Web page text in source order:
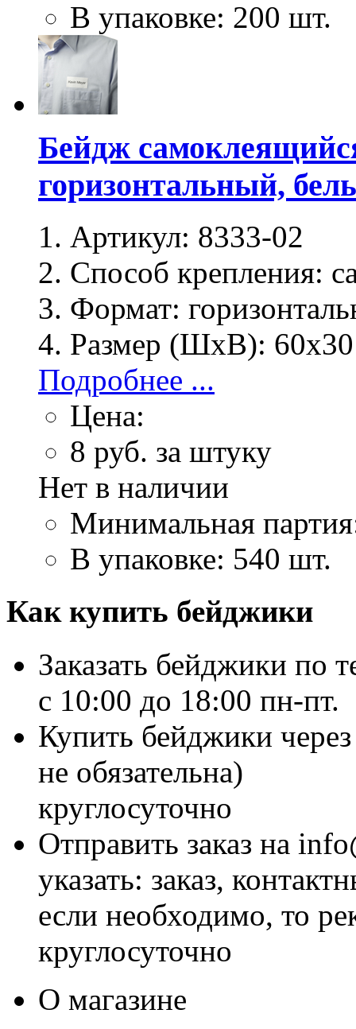
В упаковке: 200 шт.
Бейдж
горизонтальный,
Артикул: 8333-02
Способ крепления:
Формат:
Размер (ШхВ):
Подробнее ...
Цена:
8 руб. за штуку
Нет в наличии
Минимальная
В упаковке: 540 шт.
Как купить бейджики
Заказать бейджики по
c 10:00 до 18:00 пн-пт.
Купить бейджики
не обязательна)
круглосуточно
Отправить заказ на
указать: заказ,
если необходимо, то
круглосуточно
О магазине